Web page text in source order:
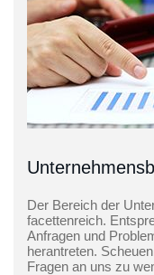
Der Bereich der
facettenreich.
Anfragen und
herantreten.
Fragen an uns zu